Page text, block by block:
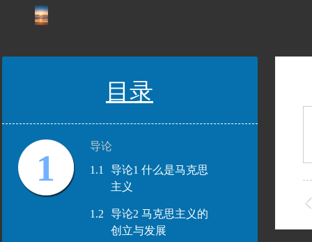
目录
1
导论
1.1
导论1 什么是马克思
主义
1.2
导论2 马克思主义的
创立与发展